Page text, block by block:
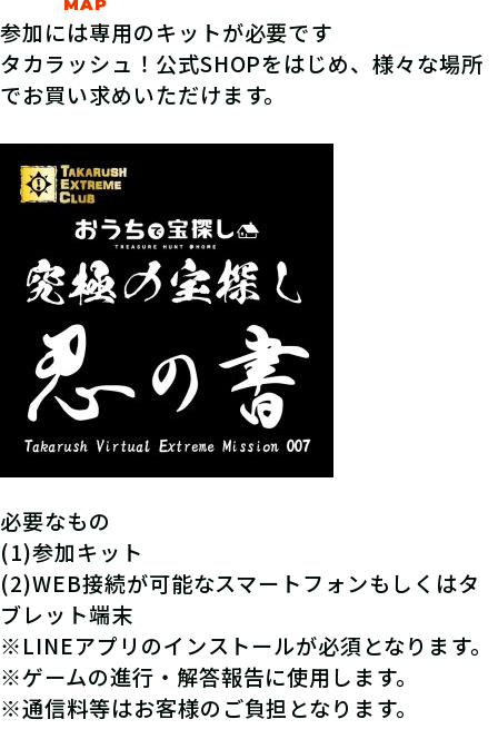
参加には専用のキットが必要です
タカラッシュ！公式SHOPをはじめ、様々な場所
でお買い求めいただけます。
必要なもの
(1)参加キット
(2)WEB接続が可能なスマートフォンもしくはタ
ブレット端末
※LINEアプリのインストールが必須となります。
※ゲームの進行・解答報告に使用します。
※通信料等はお客様のご負担となります。